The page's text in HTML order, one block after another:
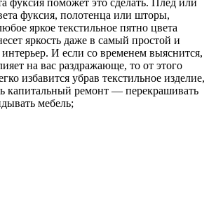
фуксия поможет это сделать. Плед или
фуксия, полотенца или шторы,
яркое текстильное пятно цвета
яркость даже в самый простой и
И если со временем выяснится,
на вас раздражающе, то от этого
избавится убрав текстильное изделие,
капитальный ремонт — перекрашивать
мебель;